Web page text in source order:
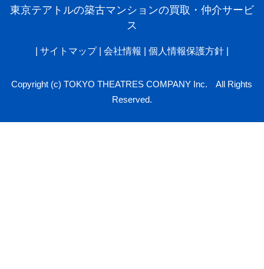
東京テアトルの築古マンションの買取・仲介サービ
ス
サイトマップ 会社情報 個人情報保護方針|
Copyright (c) TOKYO THEATRES COMPANY Inc. All Rights
Reserved.